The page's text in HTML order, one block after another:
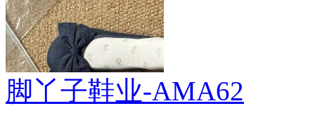
脚丫子鞋业-AMA62